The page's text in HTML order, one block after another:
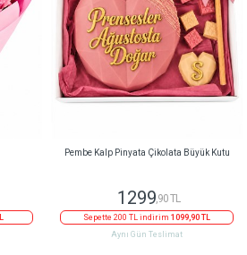
Pembe Kalp Pinyata Çikolata Büyük Kutu
1299,90 TL
Sepette 200 TL indirim 1099,90 TL
Aynı Gün Teslimat